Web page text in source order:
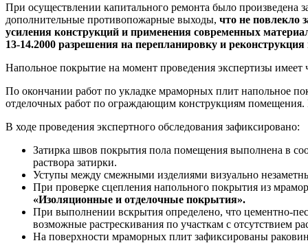
При осуществлении капитального ремонта было
дополнительные противопожарные выходы, что не повлекло
усиления конструкций и применения современных
13-14.2000 разрешения на перепланировку и
Напольное покрытие на момент проведения экспертизы
По окончании работ по укладке мраморных плит напольное
отделочных работ по ограждающим конструкциям
В ходе проведения экспертного обследования зафиксировано:
Затирка швов покрытия пола помещения выполнена в
раствора затирки.
Уступы между смежными изделиями визуально
При проверке сцепления напольного покрытия из
«Изоляционные и отделочные покрытия».
При выполнении вскрытия определено, что цементно-
возможные растрескивания по участкам с отсутствием
На поверхности мраморных плит зафиксированы